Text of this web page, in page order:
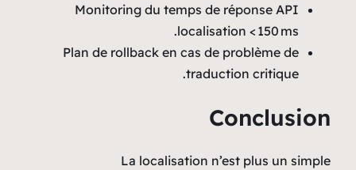
Monitoring du
Plan de rollback en
La